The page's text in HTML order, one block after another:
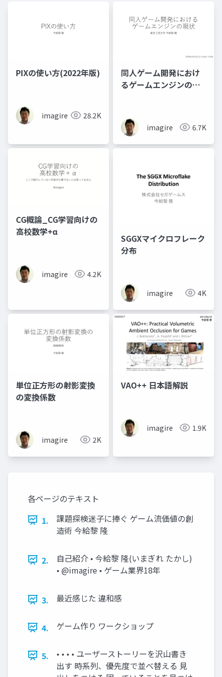
PIXの使い方(2022年版)
imagire 28.2K
同人ゲーム開発におけ
るゲームエンジンの現
imagire 6.7K
CG概論_CG学習向けの
高校数学+α
imagire 4.2K
SGGXマイクロフレーク
分布
imagire 4K
単位正方形の射影変換
の変換係数
imagire 2K
VAO++ 日本語解説
imagire 1.9K
各ページのテキスト
1.
課題探検迷子に捧ぐ ゲーム流価値の創
造術 今給黎 隆
2.
自己紹介 • 今給黎 隆(いまぎれ たかし)
• @imagire • ゲーム業界18年
3. 最近感じた 違和感
4. ゲーム作り ワークショップ
5.
• • • • ユーザーストーリーを沢山書き
出す 時系列、優先度で並べ替える 見